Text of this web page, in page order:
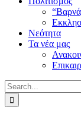
Νεότητα
Τα νέα μας
Search
for: